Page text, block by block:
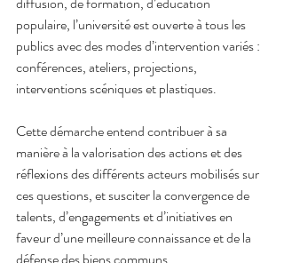
populaire, l’université est ouverte à tous les
publics avec des modes d’intervention variés :
conférences, ateliers, projections,
interventions scéniques et plastiques.​​
Cette démarche entend contribuer à sa
manière à la valorisation des actions et des
réflexions des différents acteurs mobilisés sur
ces questions, et susciter la convergence de
talents, d’engagements et d’initiatives en
faveur d’une meilleure connaissance et de la
défense des biens communs.​​